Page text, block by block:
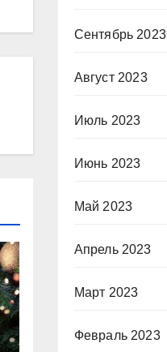
Сентябрь 2023
Август 2023
Июль 2023
Июнь 2023
Май 2023
Апрель 2023
Март 2023
Февраль 2023